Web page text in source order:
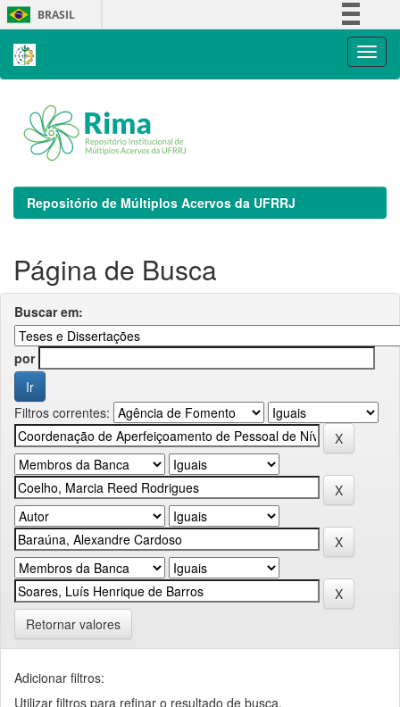
Skip
navigation
BRASIL
Repositório de Múltiplos Acervos da UFRRJ
Página de Busca
Buscar em:
por
Filtros correntes:
Retornar valores
Adicionar filtros:
Utilizar filtros para refinar o resultado de busca.